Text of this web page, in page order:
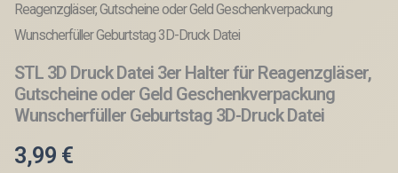
Reagenzgläser, Gutscheine oder Geld Geschenkverpackung
Wunscherfüller Geburtstag 3D-Druck Datei
STL 3D Druck Datei 3er Halter für Reagenzgläser,
Gutscheine oder Geld Geschenkverpackung
Wunscherfüller Geburtstag 3D-Druck Datei
3,99 €